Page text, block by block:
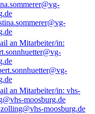
moosburg.de